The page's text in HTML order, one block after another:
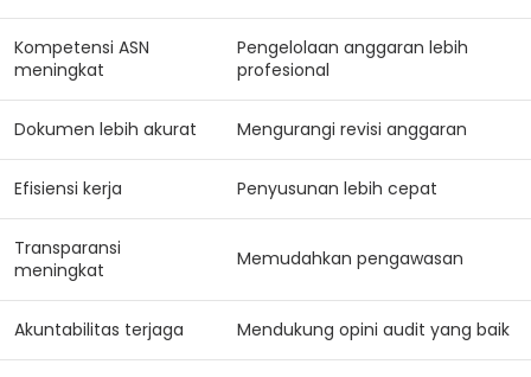
Kompetensi ASN
meningkat
Pengelolaan anggaran lebih
profesional
Dokumen lebih akurat Mengurangi revisi anggaran
Efisiensi kerja Penyusunan lebih cepat
Transparansi
meningkat
Memudahkan pengawasan
Akuntabilitas terjaga Mendukung opini audit yang baik